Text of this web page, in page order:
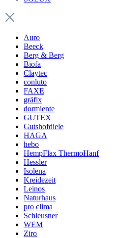
Auro
Beeck
Berg & Berg
Biofa
Claytec
conluto
FAXE
gräfix
dormiente
GUTEX
Gutshofdiele
HAGA
hebo
HempFlax ThermoHanf
Hessler
Isolena
Kreidezeit
Leinos
Naturhaus
pro clima
Schleusner
WEM
Ziro